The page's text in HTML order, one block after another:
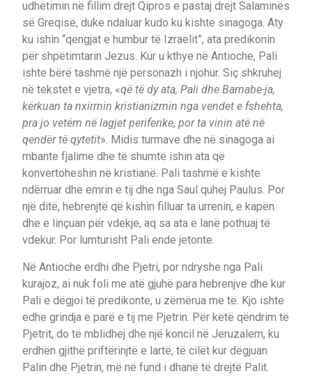
udhëtimin në fillim drejt Qipros e pastaj drejt Salaminës
së Greqisë, duke ndaluar kudo ku kishte sinagoga. Aty
ku ishin “qengjat e humbur të Izraelit”, ata predikonin
për shpëtimtarin Jezus. Kur u kthye në Antioche, Pali
ishte bërë tashmë një personazh i njohur. Siç shkruhej
në tekstet e vjetra, «që të dy ata, Pali dhe Barnabe-ja,
kërkuan ta nxirrnin kristianizmin nga vendet e fshehta,
pra jo vetëm në lagjet periferike, por ta vinin atë në
qendër të qytetit». Midis turmave dhe në sinagoga ai
mbante fjalime dhe të shumtë ishin ata që
konvertoheshin në kristianë. Pali tashmë e kishte
ndërruar dhe emrin e tij dhe nga Saul quhej Paulus. Por
një ditë, hebrenjtë që kishin filluar ta urrenin, e kapën
dhe e linçuan për vdekje, aq sa ata e lanë pothuaj të
vdekur. Por lumturisht Pali ende jetonte.
Në Antioche erdhi dhe Pjetri, por ndryshe nga Pali
kurajoz, ai nuk foli me atë gjuhë para hebrenjve dhe kur
Pali e dëgjoi të predikonte, u zëmërua me të. Kjo ishte
edhe grindja e parë e tij me Pjetrin. Për këtë qëndrim të
Pjetrit, do të mblidhej dhe një koncil në Jeruzalem, ku
erdhën gjithë priftërinjtë e lartë, të cilët kur dëgjuan
Palin dhe Pjetrin, më në fund i dhanë të drejtë Palit.